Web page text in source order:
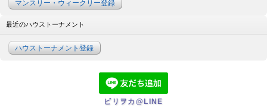
マンスリー・ウィークリー登録
最近のハウストーナメント
ハウストーナメント登録
ビリヲカ@LINE